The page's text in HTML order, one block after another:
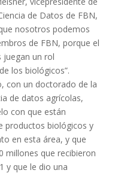
de Datos de FBN,
nosotros podemos
de FBN, porque el
juegan un rol
los biológicos”.
con un doctorado de la
de datos agrícolas,
con que están
productos biológicos y
en esta área, y que
millones que recibieron
y que le dio una